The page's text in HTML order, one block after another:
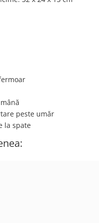
peste umăr
la spate